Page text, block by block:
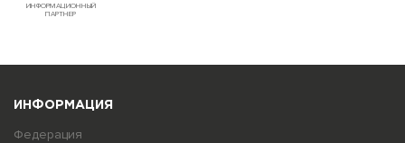
ИНФОРМАЦИОННЫЙ
ПАРТНЕР
ИНФОРМАЦИЯ
Федерация